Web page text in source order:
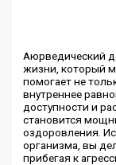
Аюрведический
жизни, который
помогает не
внутреннее
доступности и
становится
оздоровления.
организма, вы
прибегая к